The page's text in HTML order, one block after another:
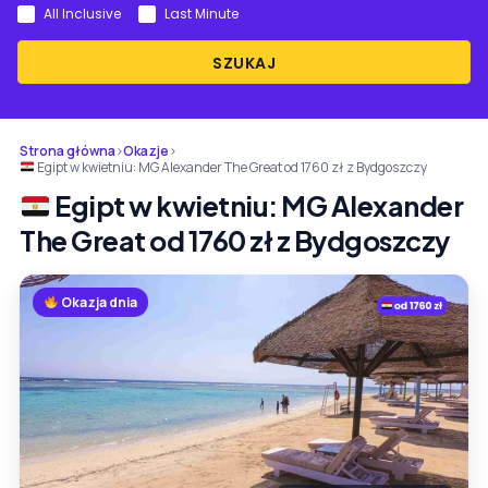
SZUKAJ
All Inclusive Last Minute
Strona główna›Okazje›
Egipt w kwietniu: MG Alexander The Great od 1760 zł z Bydgoszczy
Egipt w kwietniu: MG Alexander
The Great od 1760 zł z Bydgoszczy
Okazja dnia